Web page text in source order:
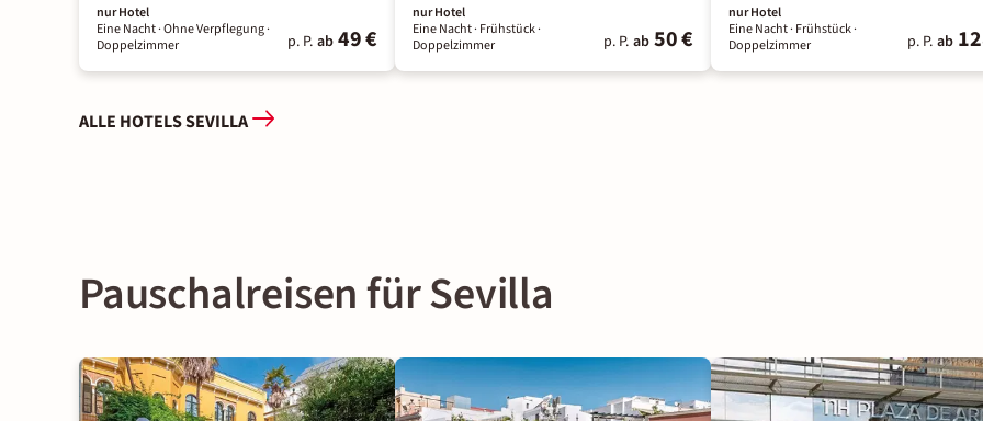
nur Hotel
Eine Nacht· Ohne Verpflegung·
Doppelzimmer
p. P. ab 49 €
nur Hotel
Eine Nacht· Frühstück·
Doppelzimmer
p. P. ab 50 €
nur Hotel
Eine Nacht· Frühstück·
Doppelzimmer
p. P. ab
ALLE HOTELS SEVILLA
Pauschalreisen für Sevilla